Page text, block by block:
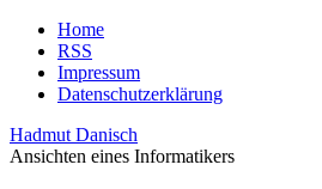
Home
RSS
Impressum
Datenschutzerklärung
Hadmut Danisch
Ansichten eines Informatikers